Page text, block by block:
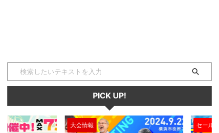
ague/ eBASEBALLとは？
eBASEBALLは日本プロ野球など
を統括する日本野球機構（NPB）
PICK UP!
大会情報 セール、クー